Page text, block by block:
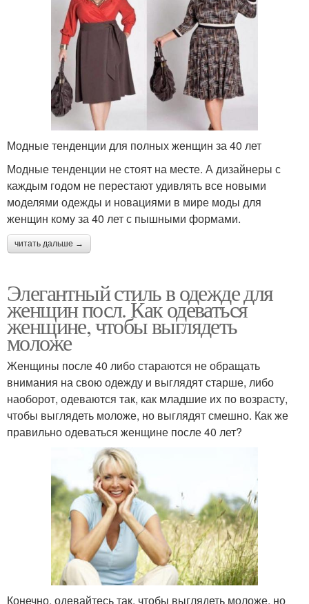
Модные тенденции для полных женщин за 40 лет
Модные тенденции не стоят на месте. А дизайнеры с
каждым годом не перестают удивлять все новыми
моделями одежды и новациями в мире моды для
женщин кому за 40 лет с пышными формами.
читать дальше →
Элегантный стиль в одежде для
женщин посл. Как одеваться
женщине, чтобы выглядеть
моложе
Женщины после 40 либо стараются не обращать
внимания на свою одежду и выглядят старше, либо
наоборот, одеваются так, как младшие их по возрасту,
чтобы выглядеть моложе, но выглядят смешно. Как же
правильно одеваться женщине после 40 лет?
Конечно, одевайтесь так, чтобы выглядеть моложе, но